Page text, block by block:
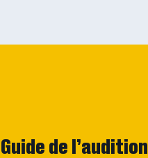
de l’audition